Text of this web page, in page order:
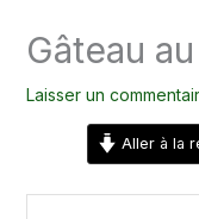
Gâteau
Laisser un
Aller à la